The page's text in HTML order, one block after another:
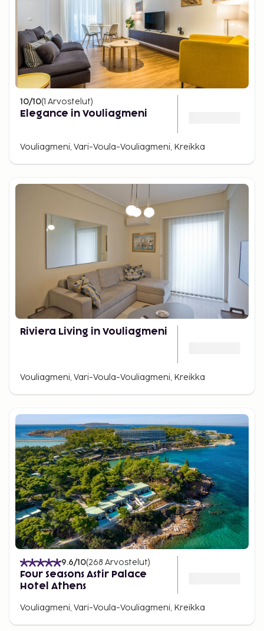
10/10(1 Arvostelut)
Elegance in Vouliagmeni
Vouliagmeni, Vari-Voula-Vouliagmeni, Kreikka
Riviera Living in Vouliagmeni
Vouliagmeni, Vari-Voula-Vouliagmeni, Kreikka
9.6/10(268 Arvostelut)
Four Seasons Astir Palace
Hotel Athens
Vouliagmeni, Vari-Voula-Vouliagmeni, Kreikka